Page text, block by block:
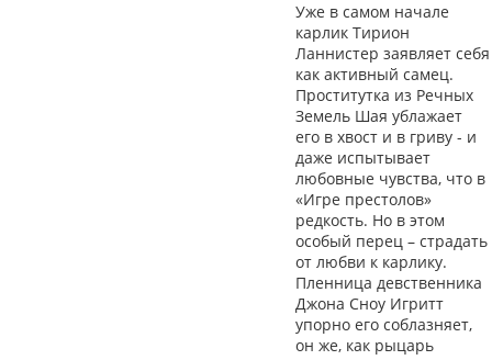
Уже в самом начале
карлик Тирион
Ланнистер заявляет себя
как активный самец.
Проститутка из Речных
Земель Шая ублажает
его в хвост и в гриву - и
даже испытывает
любовные чувства, что в
«Игре престолов»
редкость. Но в этом
особый перец – страдать
от любви к карлику.
Пленница девственника
Джона Сноу Игритт
упорно его соблазняет,
он же, как рыцарь